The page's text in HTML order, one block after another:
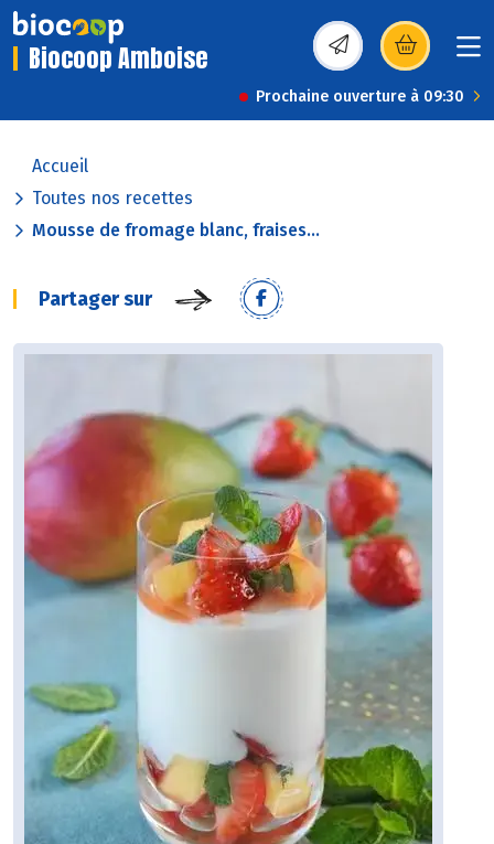
Biocoop Amboise (s’ouvre dans une
Prochaine ouverture à 09:30
Accueil
Toutes nos recettes
Mousse de fromage blanc, fraises...
Partager sur